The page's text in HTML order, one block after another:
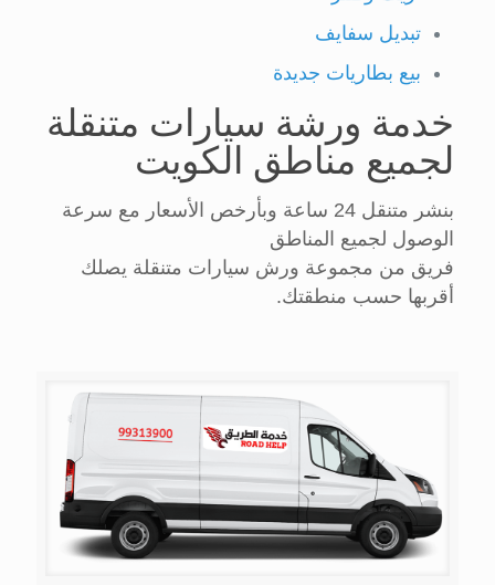
تبديل سفايف
بيع بطاريات جديدة
خدمة ورشة سيارات متنقلة
لجميع مناطق الكويت
بنشر متنقل 24 ساعة وبأرخص الأسعار مع سرعة
الوصول لجميع المناطق
فريق من مجموعة ورش سيارات متنقلة يصلك
أقربها حسب منطقتك.